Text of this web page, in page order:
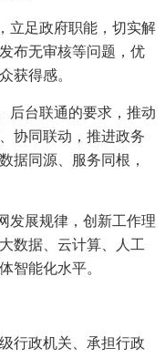
立足政府职能，切实解
布无审核等问题，优
获得感。
后台联通的要求，推动
协同联动，推进政务
据同源、服务同根，
发展规律，创新工作理
数据、云计算、人工
智能化水平。
行政机关、承担行政